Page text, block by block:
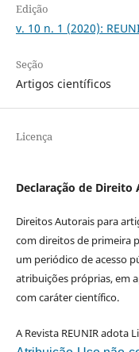
Edição
v. 10 n. 1 (2020):
Seção
Artigos científicos
Licença
Declaração de Direito
Direitos Autorais para
com direitos de primeira
um periódico de acesso
atribuições próprias, em
com caráter científico.
A Revista REUNIR adota